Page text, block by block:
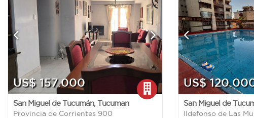
US$ 157.000
San Miguel de Tucumán, Tucuman
Provincia de Corrientes 900
US$
San Miguel de
Ildefonso de Las